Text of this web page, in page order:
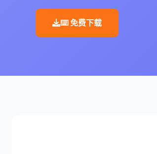
⌨️ 免费下载